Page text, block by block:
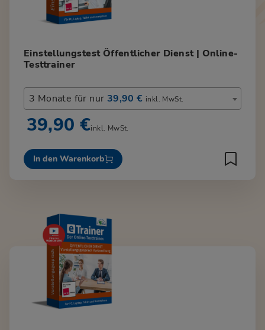
Einstellungstest Öffentlicher Dienst | Online-
Testtrainer
3 Monate für nur 39,90 € inkl. MwSt.
39,90 €inkl. MwSt.
In den Warenkorb